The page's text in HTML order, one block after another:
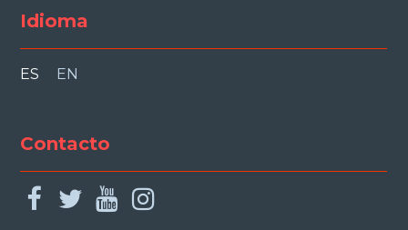
Idioma
ES EN
Contacto
facebook
twitteryoutube